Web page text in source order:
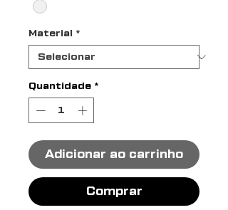
Material *
Quantidade *
Adicionar ao carrinho
Comprar